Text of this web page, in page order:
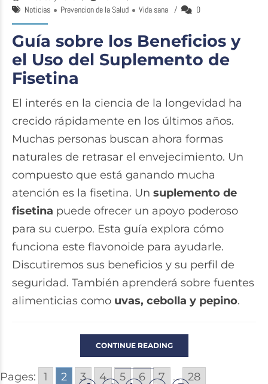
Noticias
Prevencion de la Salud Vida sana 0
Guía sobre los Beneficios y
el Uso del Suplemento de
Fisetina
El interés en la ciencia de la longevidad ha
crecido rápidamente en los últimos años.
Muchas personas buscan ahora formas
naturales de retrasar el envejecimiento. Un
compuesto que está ganando mucha
atención es la fisetina. Un suplemento de
fisetina puede ofrecer un apoyo poderoso
para su cuerpo. Esta guía explora cómo
funciona este flavonoide para ayudarle.
Discutiremos sus beneficios y su perfil de
seguridad. También aprenderá sobre fuentes
alimenticias como uvas, cebolla y pepino.
CONTINUE READING
Pages: 1 2 3 4 5 6 7 ... 28